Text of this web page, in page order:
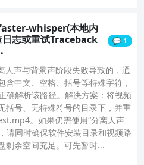
whisper(本地内
志或重试Traceback
💬 1
人声与背景声阶段失败导致的，通
中文、空格、括号等特殊字符，
确解析该路径。解决方案：将视频
括号、无特殊符号的目录下，并重
。如果仍需使用“分离人声
请同时确保软件安装目录和视频路
剩余空间充足。可先暂时...